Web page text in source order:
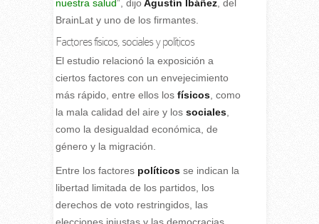
nuestra salud”, dijoAgustín Ibáñez, del
BrainLat y uno de los firmantes.
Factores físicos, sociales y políticos
El estudio relacionó la exposición a
ciertos factores con un envejecimiento
más rápido, entre ellos los físicos, como
la mala calidad del aire y los sociales,
como la desigualdad económica, de
género y la migración.
Entre los factorespolíticosse indican la
libertad limitada de los partidos, los
derechos de voto restringidos, las
elecciones injustas y las democracias